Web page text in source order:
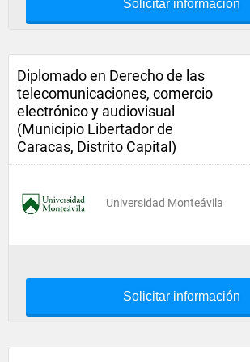
Solicitar información
Diplomado en Derecho de las
telecomunicaciones, comercio
electrónico y audiovisual
(Municipio Libertador de
Caracas, Distrito Capital)
Universidad Monteávila
Solicitar información